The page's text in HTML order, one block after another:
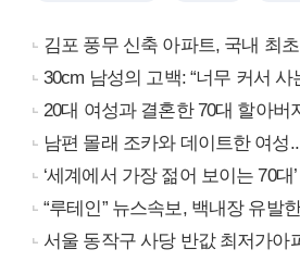
김포 풍무 신축 아파트, 국내 최
30cm 남성의 고백: “너무 커서 사
20대 여성과 결혼한 70대 할아버
남편 몰래 조카와 데이트한 여성
‘세계에서 가장 젊어 보이는 70
“루테인” 뉴스속보, 백내장 유발
서울 동작구 사당 반값 최저가아